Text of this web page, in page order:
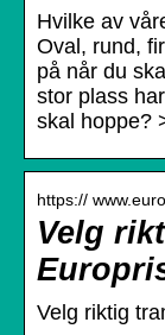
Hvilke av
Oval, rund,
på når du
stor plass
skal hoppe?
https://
Velg
Velg riktig